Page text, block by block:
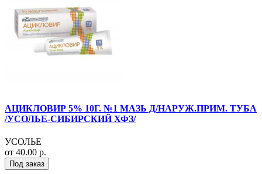
АЦИКЛОВИР 5% 10Г. №1 МАЗЬ Д/НАРУЖ.ПРИМ. ТУБА
/УСОЛЬЕ-СИБИРСКИЙ ХФЗ/
УСОЛЬЕ
от 40.00 р.
Под заказ